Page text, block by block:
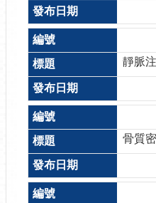
靜脈
骨質